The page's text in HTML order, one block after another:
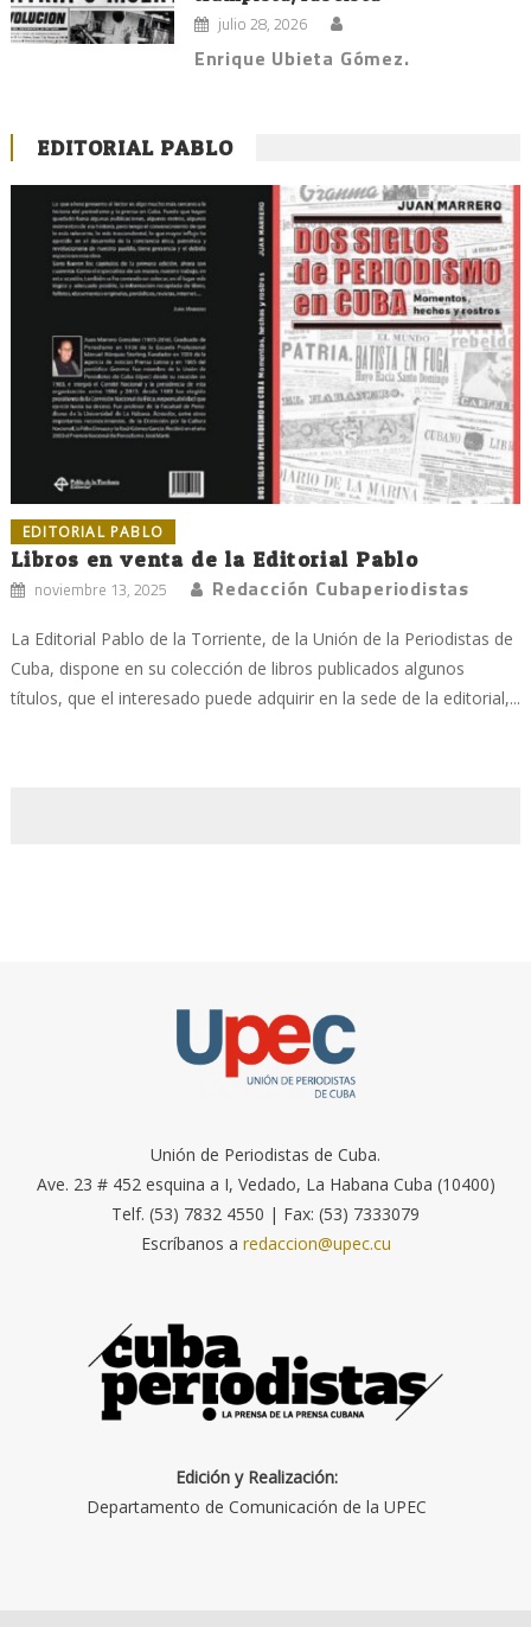
julio 28, 2026
Enrique Ubieta Gómez.
EDITORIAL PABLO
EDITORIAL PABLO
Libros en venta de la Editorial Pablo
noviembre 13, 2025 Redacción Cubaperiodistas
La Editorial Pablo de la Torriente, de la Unión de la Periodistas de
Cuba, dispone en su colección de libros publicados algunos
títulos, que el interesado puede adquirir en la sede de la editorial,...
Unión de Periodistas de Cuba.
Ave. 23 # 452 esquina a I, Vedado, La Habana Cuba (10400)
Telf. (53) 7832 4550 | Fax: (53) 7333079
Escríbanos a redaccion@upec.cu
Edición y Realización:
Departamento de Comunicación de la UPEC